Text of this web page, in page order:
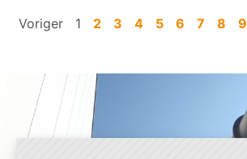
Voriger 1 2 3 4 5 6 7 8 9